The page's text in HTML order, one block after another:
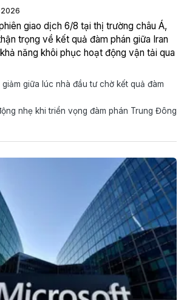
giao dịch 6/8 tại thị trường châu Á,
trọng về kết quả đàm phán giữa Iran
năng khôi phục hoạt động vận tải qua
giữa lúc nhà đầu tư chờ kết quả đàm
nhẹ khi triển vọng đàm phán Trung Đông